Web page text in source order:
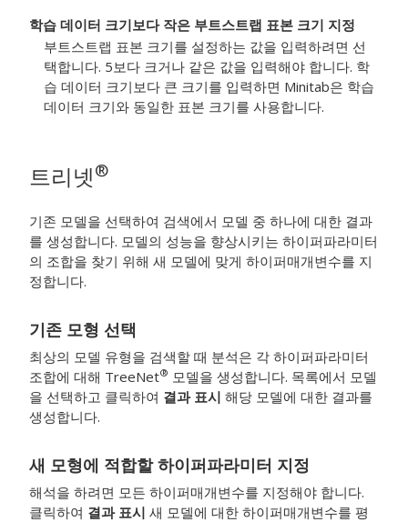
학습 데이터 크기보다 작은 부트스트랩 표본 크기 지정
부트스트랩 표본 크기를 설정하는 값을 입력하려면 선
택합니다. 5보다 크거나 같은 값을 입력해야 합니다. 학
습 데이터 크기보다 큰 크기를 입력하면 Minitab은 학습
데이터 크기와 동일한 표본 크기를 사용합니다.
트리넷®
기존 모델을 선택하여 검색에서 모델 중 하나에 대한 결과
를 생성합니다. 모델의 성능을 향상시키는 하이퍼파라미터
의 조합을 찾기 위해 새 모델에 맞게 하이퍼매개변수를 지
정합니다.
기존 모형 선택
최상의 모델 유형을 검색할 때 분석은 각 하이퍼파라미터
조합에 대해 TreeNet® 모델을 생성합니다. 목록에서 모델
을 선택하고 클릭하여 결과 표시 해당 모델에 대한 결과를
생성합니다.
새 모형에 적합할 하이퍼파라미터 지정
해석을 하려면 모든 하이퍼매개변수를 지정해야 합니다.
클릭하여 결과 표시 새 모델에 대한 하이퍼매개변수를 평